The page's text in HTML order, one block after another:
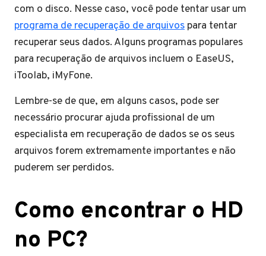
com o disco. Nesse caso, você pode tentar usar um
programa de recuperação de arquivos para tentar
recuperar seus dados. Alguns programas populares
para recuperação de arquivos incluem o EaseUS,
iToolab, iMyFone.
Lembre-se de que, em alguns casos, pode ser
necessário procurar ajuda profissional de um
especialista em recuperação de dados se os seus
arquivos forem extremamente importantes e não
puderem ser perdidos.
Como encontrar o HD
no PC?